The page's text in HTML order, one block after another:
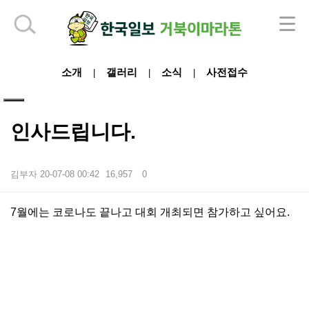
소개 갤러리 소식 사전접수
인사드립니다.
김부자 20-07-08 00:42 16,957 0
본문
7월에는 코로나도 끝나고 대회 개최되면 참가하고 싶어요.
하단 영역